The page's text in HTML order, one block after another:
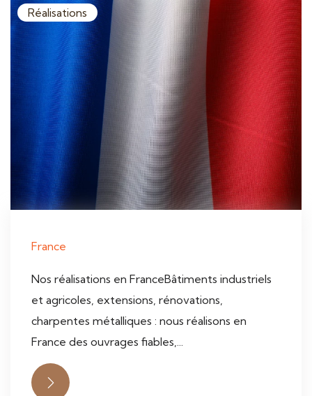
Réalisations
France
Nos réalisations en FranceBâtiments industriels
et agricoles, extensions, rénovations,
charpentes métalliques : nous réalisons en
France des ouvrages fiables,...